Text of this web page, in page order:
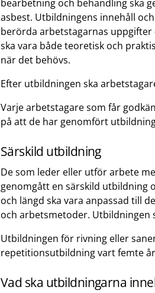
bearbetning och behandling ska
asbest. Utbildningens innehåll
berörda arbetstagarnas
ska vara både teoretisk och
när det behövs.
Efter utbildningen ska
Varje arbetstagare som får
på att de har genomfört
Särskild utbildning
De som leder eller utför arbete
genomgått en särskild utbildning
och längd ska vara anpassad till
och arbetsmetoder. Utbildningen
Utbildningen för rivning eller
repetitionsutbildning vart femte
Vad ska utbildningarna